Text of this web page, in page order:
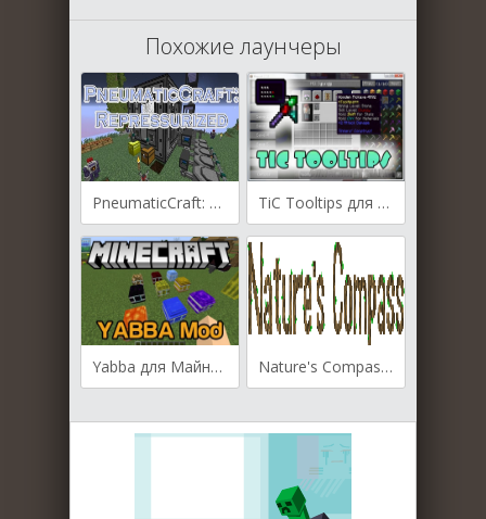
Похожие лаунчеры
PneumaticCraft: Repressurized для Майнкрафт [1.12.2] TiC Tooltips для Майнкрафт [1.7.10, 1.6.4]
Yabba для Майнкрафт [1.12.2, 1.12, 1.11.2] Nature's Compass для Майнкрафт [1.12.2, 1.12, 1.11.2]